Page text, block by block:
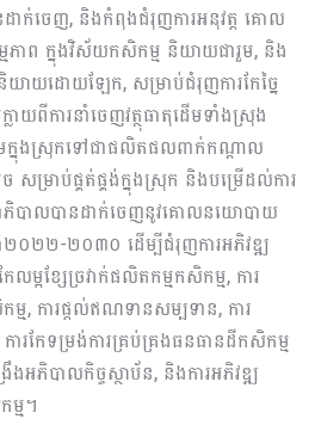
នដាក់ចេញ, និងកំពុងជំរុញការអនុវត្ត គោល
ាព ក្នុងវិស័យកសិកម្ម និយាយជារួម, និង
យដោយឡែក, សម្រាប់ជំរុញការកែច្នៃ
ពីការនាំចេញវត្ថុធាតុដើមទាំងស្រុង
ើមក្នុងស្រុកទៅជាផលិតផលពាក់កណ្ដាល
រាប់ផ្គត់ផ្គង់ក្នុងស្រុក និងបម្រើដល់ការ
ឋាភិបាលបានដាក់ចេញនូវគោលនយោបាយ
២០២២-២០៣០ ដើម្បីជំរុញការអភិវឌ្ឍ
ម្អខ្សែច្រវាក់ផលិតកម្មកសិកម្ម, ការ
កម្ម, ការផ្តល់ឥណទានសម្បទាន, ការ
កែទម្រង់ការគ្រប់គ្រងធនធានដីកសិកម្ម
អភិបាលកិច្ចស្ថាប័ន, និងការអភិវឌ្ឍ
ម។